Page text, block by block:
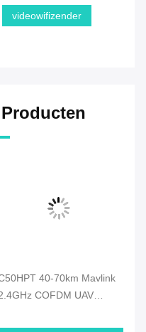
videowifizender
40-70km Mavlink
COFDM UAV
UP/Downlink